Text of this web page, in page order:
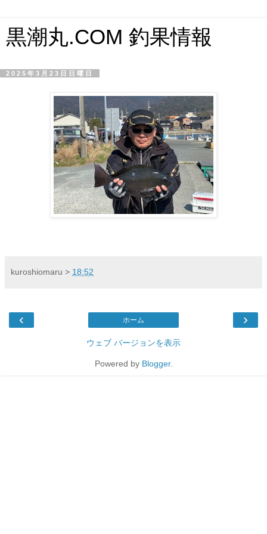
黒潮丸.COM 釣果情報
2025年3月23日日曜日
kuroshiomaru > 18:52
‹ ›
ホーム
ウェブ バージョンを表示
Powered by Blogger.